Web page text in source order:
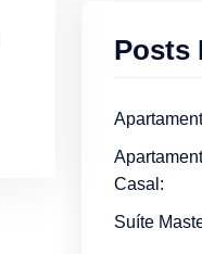
Posts
Casal:
Suíte